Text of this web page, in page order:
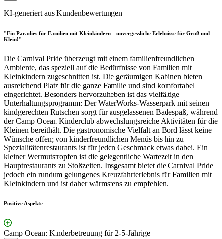
KI-generiert aus Kundenbewertungen
"Ein Paradies für Familien mit Kleinkindern – unvergessliche Erlebnisse für Groß und
Klein!"
Die Carnival Pride überzeugt mit einem familienfreundlichen
Ambiente, das speziell auf die Bedürfnisse von Familien mit
Kleinkindern zugeschnitten ist. Die geräumigen Kabinen bieten
ausreichend Platz für die ganze Familie und sind komfortabel
eingerichtet. Besonders hervorzuheben ist das vielfältige
Unterhaltungsprogramm: Der WaterWorks-Wasserpark mit seinen
kindgerechten Rutschen sorgt für ausgelassenen Badespaß, während
der Camp Ocean Kinderclub abwechslungsreiche Aktivitäten für die
Kleinen bereithält. Die gastronomische Vielfalt an Bord lässt keine
Wünsche offen; von kinderfreundlichen Menüs bis hin zu
Spezialitätenrestaurants ist für jeden Geschmack etwas dabei. Ein
kleiner Wermutstropfen ist die gelegentliche Wartezeit in den
Hauptrestaurants zu Stoßzeiten. Insgesamt bietet die Carnival Pride
jedoch ein rundum gelungenes Kreuzfahrterlebnis für Familien mit
Kleinkindern und ist daher wärmstens zu empfehlen.
Positive Aspekte
Camp Ocean: Kinderbetreuung für 2-5-Jährige